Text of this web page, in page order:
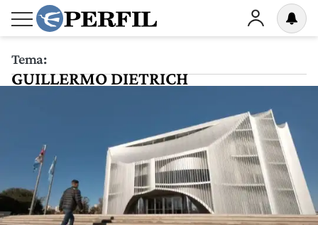
Tema:
GUILLERMO DIETRICH